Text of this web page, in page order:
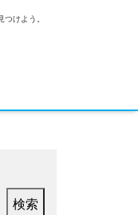
けよう。
検索